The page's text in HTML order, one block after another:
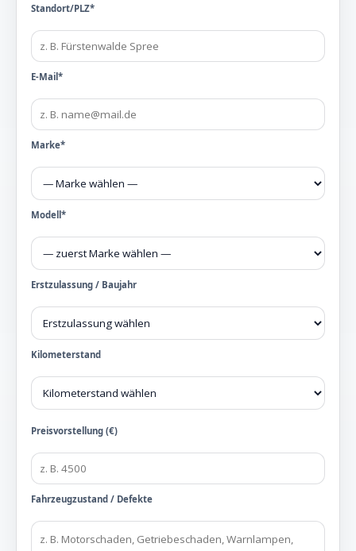
Standort/PLZ*
E-Mail*
Marke*
Modell*
Erstzulassung / Baujahr
Kilometerstand
Preisvorstellung (€)
Fahrzeugzustand / Defekte